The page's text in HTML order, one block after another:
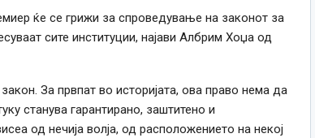
ќе се грижи за спроведување на законот за
сите институции, најави Албрим Хоџа од
За првпат во историјата, ова право нема да
станува гарантирано, заштитено и
од нечија волја, од расположението на некој